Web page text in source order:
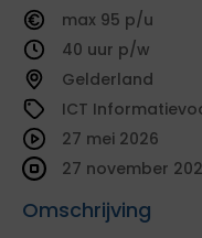
95
40
Gelderland
ICT
Omschrijving
27 mei 2026
27 november